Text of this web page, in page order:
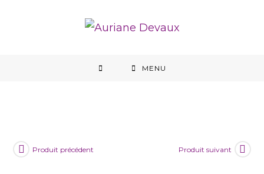
MENU
Produit précédent Produit suivant